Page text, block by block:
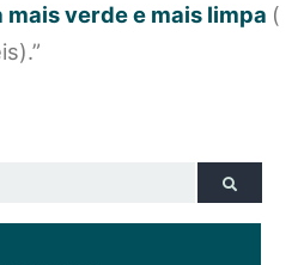
mais verde e mais limpa (